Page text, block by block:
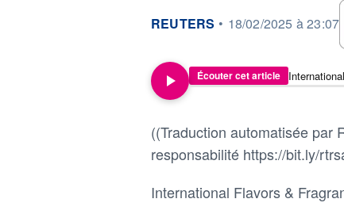
information fournie par
REUTERS • 18/02/2025 à 23:07
Écouter cet article
((Traduction automatisée par
responsabilité https://bit.ly/
International Flavors &